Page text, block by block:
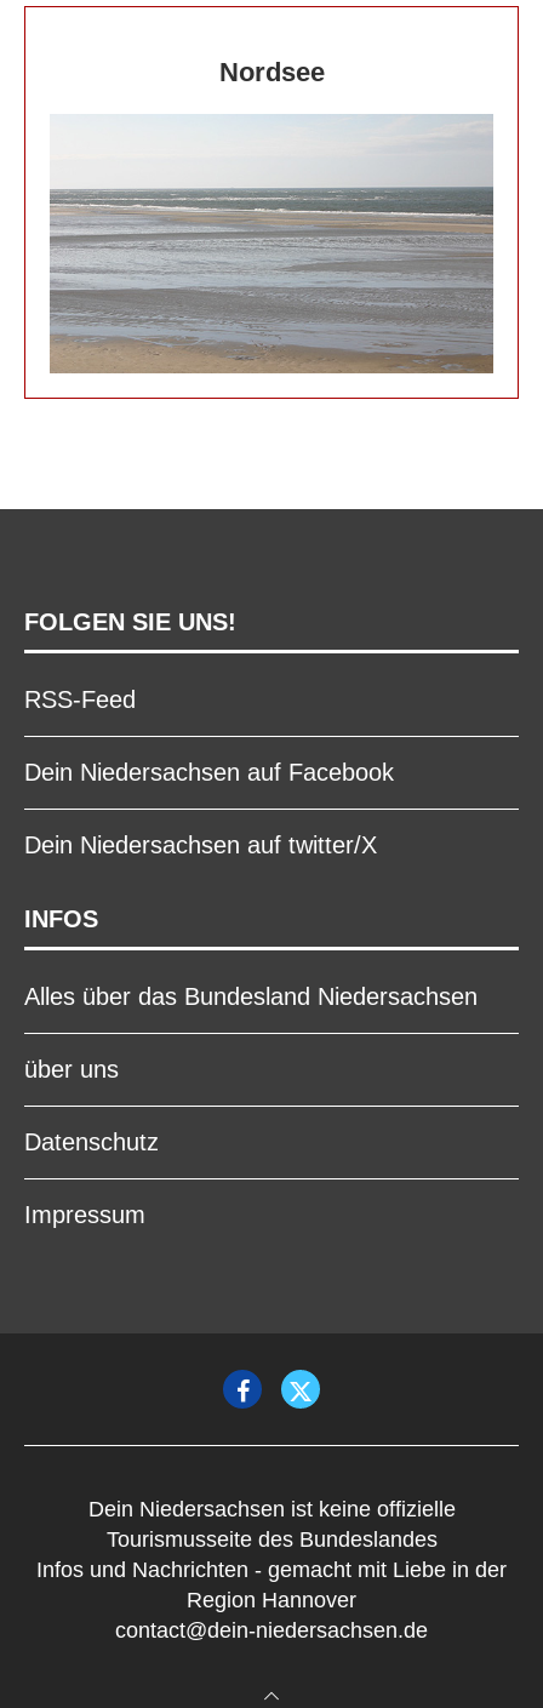
Nordsee
FOLGEN SIE UNS!
RSS-Feed
Dein Niedersachsen auf Facebook
Dein Niedersachsen auf twitter/X
INFOS
Alles über das Bundesland Niedersachsen
über uns
Datenschutz
Impressum
Dein Niedersachsen ist keine offizielle
Tourismusseite des Bundeslandes
Infos und Nachrichten - gemacht mit Liebe in der
Region Hannover
contact@dein-niedersachsen.de